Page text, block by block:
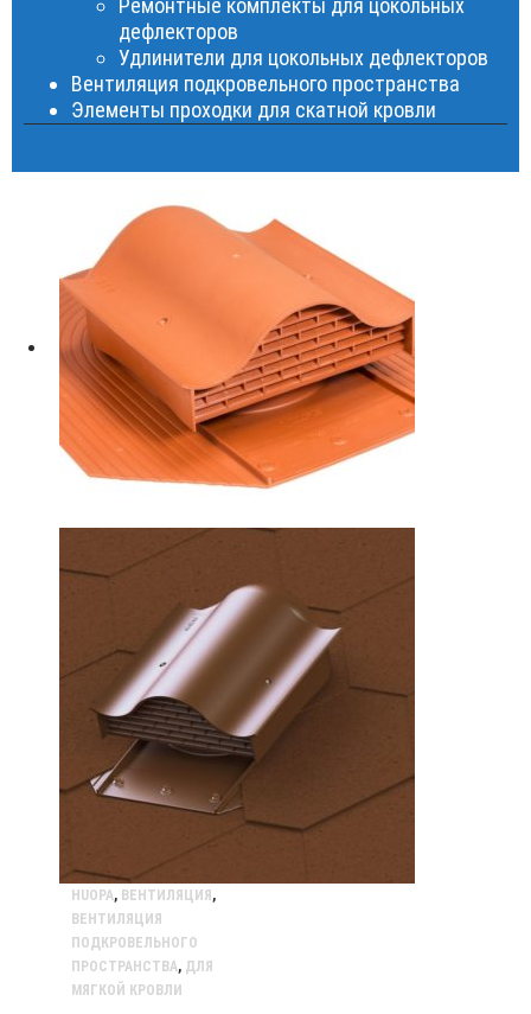
Ремонтные комплекты для цокольных
дефлекторов
Удлинители для цокольных дефлекторов
Вентиляция подкровельного пространства
Элементы проходки для скатной кровли
HUOPA, ВЕНТИЛЯЦИЯ ,
ВЕНТИЛЯЦИЯ
ПОДКРОВЕЛЬНОГО
ПРОСТРАНСТВА, ДЛЯ
МЯГКОЙ КРОВЛИ